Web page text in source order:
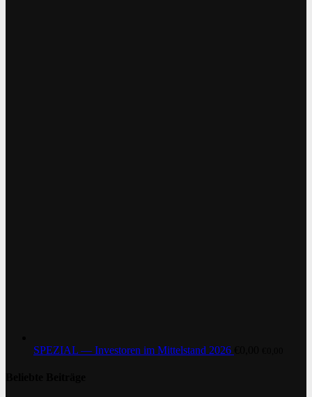
SPEZIAL — Investoren im Mittelstand 2026